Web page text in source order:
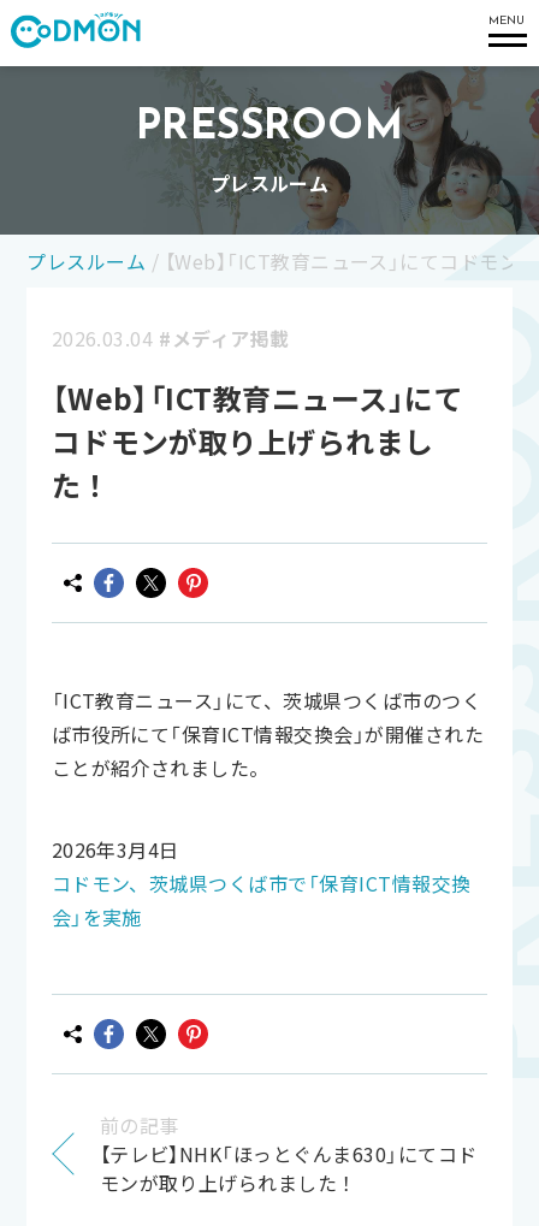
MENU
PRESSROOM
プレスルーム
プレスルーム / 【Web】「ICT教育ニュース」にてコドモ
2026.03.04 #メディア掲載
【Web】「ICT教育ニュース」にて
コドモンが取り上げられまし
た！
「ICT教育ニュース」にて、茨城県つくば市のつく
ば市役所にて「保育ICT情報交換会」が開催された
ことが紹介されました。
2026年3月4日
コドモン、茨城県つくば市で「保育ICT情報交換
会」を実施
前の記事
【テレビ】NHK「ほっとぐんま630」にてコド
モンが取り上げられました！